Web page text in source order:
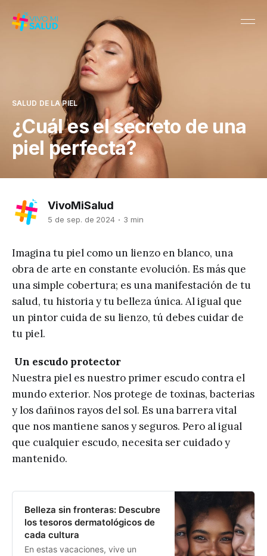
SALUD DE LA PIEL
¿Cuál es el secreto de una
piel perfecta?
VivoMiSalud
5 de sep. de 2024 3 min
Imagina tu piel como un lienzo en blanco, una
obra de arte en constante evolución. Es más que
una simple cobertura; es una manifestación de tu
salud, tu historia y tu belleza única. Al igual que
un pintor cuida de su lienzo, tú debes cuidar de
tu piel.
Un escudo protector
Nuestra piel es nuestro primer escudo contra el
mundo exterior. Nos protege de toxinas, bacterias
y los dañinos rayos del sol. Es una barrera vital
que nos mantiene sanos y seguros. Pero al igual
que cualquier escudo, necesita ser cuidado y
mantenido.
Belleza sin fronteras: Descubre
los tesoros dermatológicos de
cada cultura
En estas vacaciones, vive un